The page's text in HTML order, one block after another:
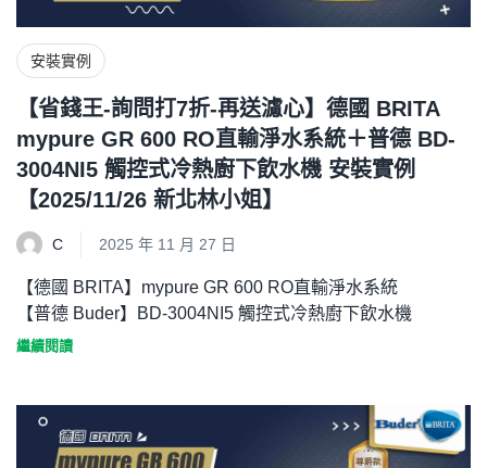
安裝實例
【省錢王-詢問打7折-再送濾心】德國 BRITA
mypure GR 600 RO直輸淨水系統＋普德 BD-
3004NI5 觸控式冷熱廚下飲水機 安裝實例
【2025/11/26 新北林小姐】
C 2025 年 11 月 27 日
【德國 BRITA】mypure GR 600 RO直輸淨水系統
【普德 Buder】BD-3004NI5 觸控式冷熱廚下飲水機
繼續閱讀